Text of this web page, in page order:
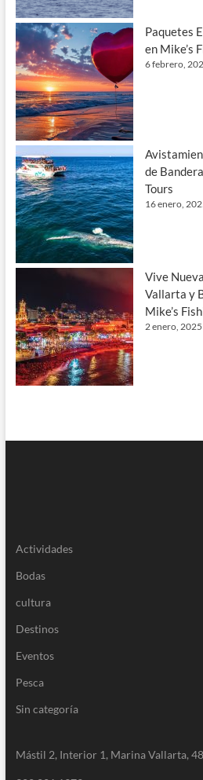
Paquetes
en Mike’s
6 febrero,
de
Tours
16 enero,
Vive
Vallarta y
Mike’s
2 enero, 2025
Bodas
cultura
Destinos
Eventos
Pesca
Sin categoría
322 221 1979